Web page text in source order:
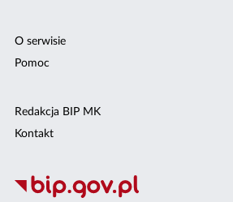
O serwisie
Pomoc
Redakcja BIP MK
Kontakt